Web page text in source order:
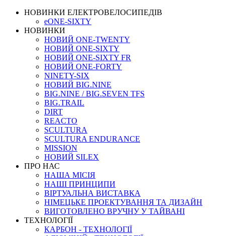
НОВИНКИ ЕЛЕКТРОВЕЛОСИПЕДІВ
eONE-SIXTY
НОВИНКИ
НОВИЙ ONE-TWENTY
НОВИЙ ONE-SIXTY
НОВИЙ ONE-SIXTY FR
НОВИЙ ONE-FORTY
NINETY-SIX
НОВИЙ BIG.NINE
BIG.NINE / BIG.SEVEN TFS
BIG.TRAIL
DIRT
REACTO
SCULTURA
SCULTURA ENDURANCE
MISSION
НОВИЙ SILEX
ПРО НАС
НАША МICIЯ
НАШI ПРИНЦИПИ
ВIРТУАЛЬНА ВИСТАВКА
НІМЕЦЬКЕ ПРОЕКТУВАННЯ ТА ДИЗАЙН
ВИГОТОВЛЕНО ВРУЧНУ У ТАЙВАНІ
ТЕХНОЛОГІЇ
КАРБОН - ТЕХНОЛОГІЇ